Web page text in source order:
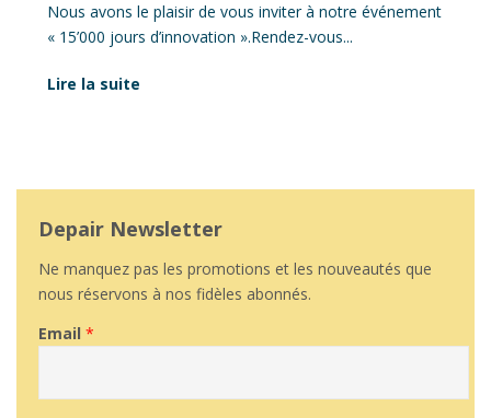
Nous avons le plaisir de vous inviter à notre événement
« 15’000 jours d’innovation ».Rendez-vous...
Lire la suite
Depair Newsletter
Ne manquez pas les promotions et les nouveautés que
nous réservons à nos fidèles abonnés.
Email *